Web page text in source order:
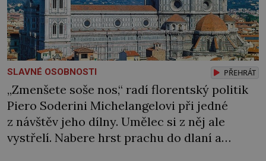
SLAVNÉ OSOBNOSTI PŘEHRÁT
„Zmenšete soše nos,“ radí florentský politik
Piero Soderini Michelangelovi při jedné
z návštěv jeho dílny. Umělec si z něj ale
vystřelí. Nabere hrst prachu do dlaní a